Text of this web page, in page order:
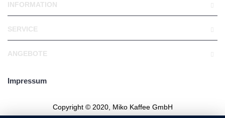
INFORMATION
SERVICE
ANGEBOTE
Impressum
Copyright © 2020, Miko Kaffee GmbH